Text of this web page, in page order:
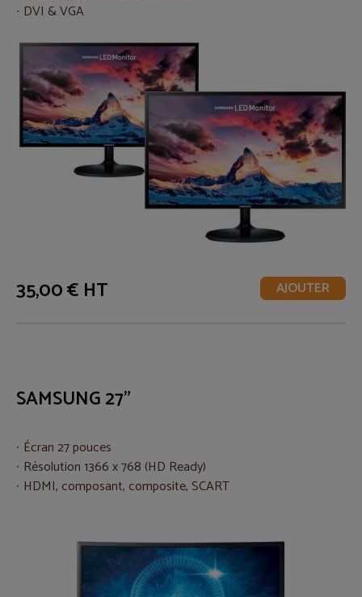
DVI & VGA
35,00 € HT AJOUTER
SAMSUNG 27"
Écran 27 pouces
Résolution 1366 x 768 (HD Ready)
HDMI, composant, composite, SCART